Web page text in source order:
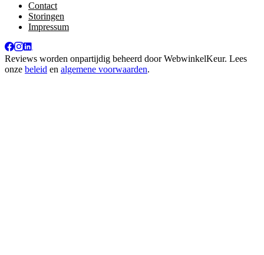
Contact
Storingen
Impressum
Reviews worden onpartijdig beheerd doorWebwinkelKeur. Lees
onze beleid en algemene voorwaarden.